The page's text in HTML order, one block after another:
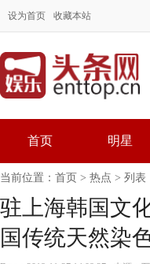
设为首页 收藏本站
首页 明星
当前位置： 首页 > 热点 > 列表
驻上海韩国文
国传统天然染